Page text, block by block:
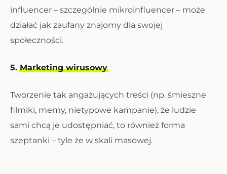
influencer – szczególnie mikroinfluencer – może
działać jak zaufany znajomy dla swojej
społeczności.
5.Marketing wirusowy
Tworzenie tak angażujących treści (np. śmieszne
filmiki, memy, nietypowe kampanie), że ludzie
sami chcą je udostępniać, to również forma
szeptanki – tyle że w skali masowej.